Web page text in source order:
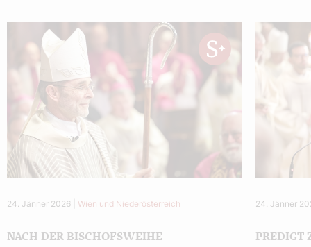
24. Jänner 2026 Wien und Niederösterreich
NACH DER BISCHOFSWEIHE
24. Jänner
PREDIGT